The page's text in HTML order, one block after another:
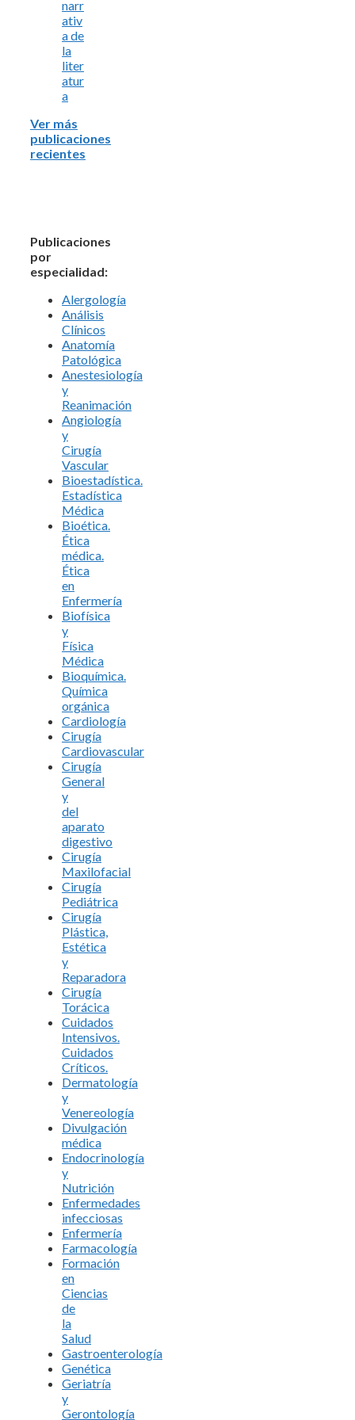
narr
ativ
a de
la
liter
atur
a
Ver más
publicaciones
recientes
Publicaciones
por
especialidad:
Alergología
Análisis
Clínicos
Anatomía
Patológica
Anestesiología
y
Reanimación
Angiología
y
Cirugía
Vascular
Bioestadística.
Estadística
Médica
Bioética.
Ética
médica.
Ética
en
Enfermería
Biofísica
y
Física
Médica
Bioquímica.
Química
orgánica
Cardiología
Cirugía
Cardiovascular
Cirugía
General
y
del
aparato
digestivo
Cirugía
Maxilofacial
Cirugía
Pediátrica
Cirugía
Plástica,
Estética
y
Reparadora
Cirugía
Torácica
Cuidados
Intensivos.
Cuidados
Críticos.
Dermatología
y
Venereología
Divulgación
médica
Endocrinología
y
Nutrición
Enfermedades
infecciosas
Enfermería
Farmacología
Formación
en
Ciencias
de
la
Salud
Gastroenterología
Genética
Geriatría
y
Gerontología